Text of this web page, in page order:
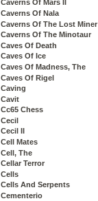
Caverns Of Mars II
Caverns Of Nala
Caverns Of The Lost Miner
Caverns Of The Minotaur
Caves Of Death
Caves Of Ice
Caves Of Madness, The
Caves Of Rigel
Caving
Cavit
Cc65 Chess
Cecil
Cecil II
Cell Mates
Cell, The
Cellar Terror
Cells
Cells And Serpents
Cementerio